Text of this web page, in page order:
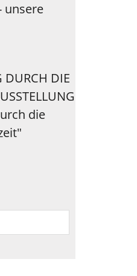
unsere
DURCH DIE
die